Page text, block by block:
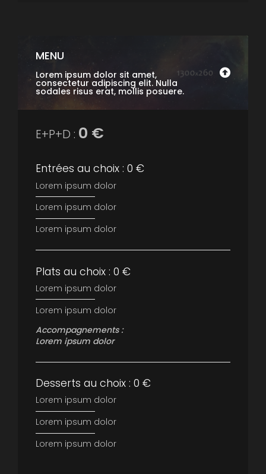
MENU
Lorem ipsum dolor sit amet,
consectetur adipiscing elit. Nulla
sodales risus erat, mollis posuere.
E+P+D : 0 €
Entrées au choix : 0 €
Lorem ipsum dolor
Lorem ipsum dolor
Lorem ipsum dolor
Plats au choix : 0 €
Lorem ipsum dolor
Lorem ipsum dolor
Accompagnements :
Lorem ipsum dolor
Desserts au choix : 0 €
Lorem ipsum dolor
Lorem ipsum dolor
Lorem ipsum dolor